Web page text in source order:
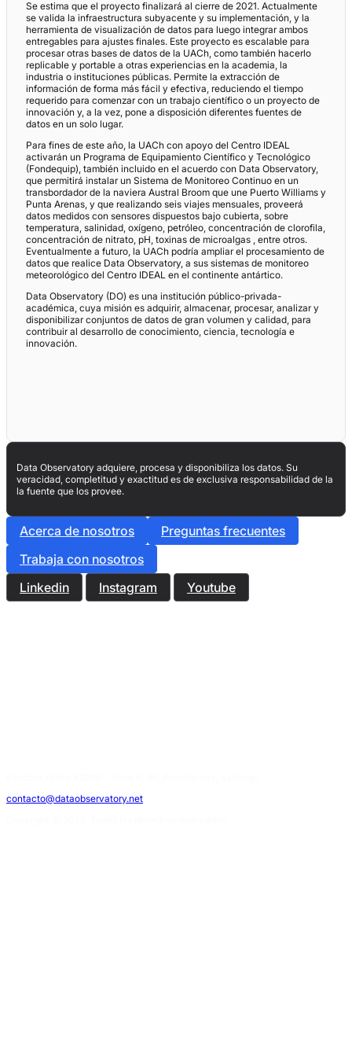
Se estima que el proyecto finalizará al cierre de 2021. Actualmente
se valida la infraestructura subyacente y su implementación, y la
herramienta de visualización de datos para luego integrar ambos
entregables para ajustes finales. Este proyecto es escalable para
procesar otras bases de datos de la UACh, como también hacerlo
replicable y portable a otras experiencias en la academia, la
industria o instituciones públicas. Permite la extracción de
información de forma más fácil y efectiva, reduciendo el tiempo
requerido para comenzar con un trabajo científico o un proyecto de
innovación y, a la vez, pone a disposición diferentes fuentes de
datos en un solo lugar.
Para fines de este año, la UACh con apoyo del Centro IDEAL
activarán un Programa de Equipamiento Científico y Tecnológico
(Fondequip), también incluido en el acuerdo con Data Observatory,
que permitirá instalar un Sistema de Monitoreo Continuo en un
transbordador de la naviera Austral Broom que une Puerto Williams y
Punta Arenas, y que realizando seis viajes mensuales, proveerá
datos medidos con sensores dispuestos bajo cubierta, sobre
temperatura, salinidad, oxígeno, petróleo, concentración de clorofila,
concentración de nitrato, pH, toxinas de microalgas , entre otros.
Eventualmente a futuro, la UACh podría ampliar el procesamiento de
datos que realice Data Observatory, a sus sistemas de monitoreo
meteorológico del Centro IDEAL en el continente antártico.
Data Observatory (DO) es una institución público-privada-
académica, cuya misión es adquirir, almacenar, procesar, analizar y
disponibilizar conjuntos de datos de gran volumen y calidad, para
contribuir al desarrollo de conocimiento, ciencia, tecnología e
innovación.
Data Observatory adquiere, procesa y disponibiliza los datos. Su
veracidad, completitud y exactitud es de exclusiva responsabilidad de la
la fuente que los provee.
Acerca de nosotros
Preguntas frecuentes
Trabaja con nosotros
Linkedin
Instagram Youtube
contacto@dataobservatory.net